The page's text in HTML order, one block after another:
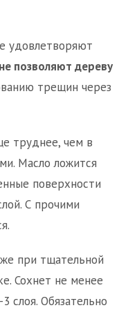
удовлетворяют
не позволяют дереву
трещин через
труднее, чем в
Масло ложится
поверхности
С прочими
при тщательной
Сохнет не менее
слоя. Обязательно